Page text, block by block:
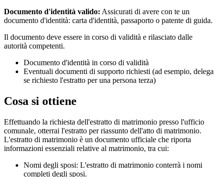
Documento d'identità valido: Assicurati di avere con te un
documento d'identità: carta d'identità, passaporto o patente di guida.
Il documento deve essere in corso di validità e rilasciato dalle
autorità competenti.
Documento d'identità in corso di validità
Eventuali documenti di supporto richiesti (ad esempio, delega
se richiesto l'estratto per una persona terza)
Cosa si ottiene
Effettuando la richiesta dell'estratto di matrimonio presso l'ufficio
comunale, otterrai l'estratto per riassunto dell'atto di matrimonio.
L'estratto di matrimonio è un documento ufficiale che riporta
informazioni essenziali relative al matrimonio, tra cui:
Nomi degli sposi: L'estratto di matrimonio conterrà i nomi
completi degli sposi.